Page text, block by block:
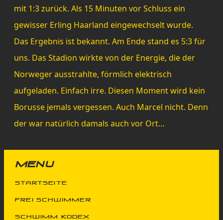
mit 1:3 zurück. Als 15 Minuten vor Schluss ein
gewisser Erling Haarland eingewechselt wurde.
Das Ergebnis ist bekannt. Am Ende stand es 5:3 für
uns. Das Stadion wirkte von der Energie, die der
Norweger ausstrahlte, förmlich elektrisch
aufgeladen. Einfach irre. Diesen Moment wird kein
Borusse jemals vergessen. Auch Marcel nicht. Denn
der war natürlich damals auch vor Ort…
MENU
Startseite
FREi SChwimmer
schwimm kodex